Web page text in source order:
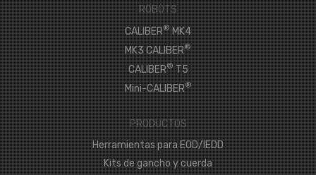
ROBOTS
CALIBER®MK4
MK3 CALIBER®
CALIBER®T5
Mini-CALIBER®
PRODUCTOS
Herramientas para EOD/IEDD
Kits de gancho y cuerda